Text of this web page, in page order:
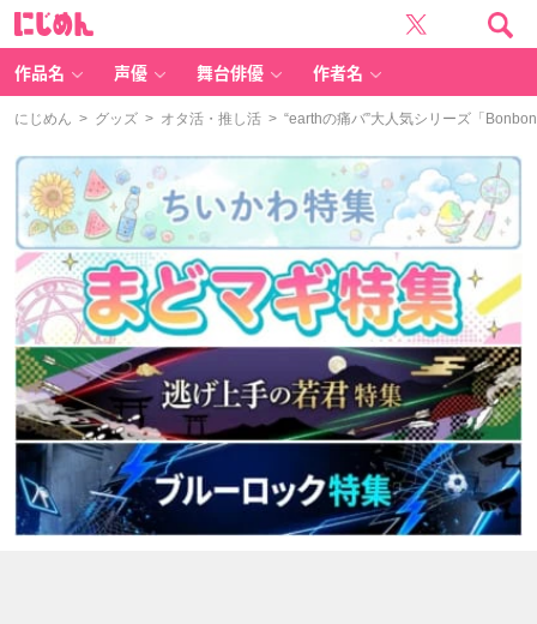
作品名 声優 舞台俳優 作者名
にじめん > グッズ > オタ活・推し活 > “earthの痛バ”大人気シリーズ「